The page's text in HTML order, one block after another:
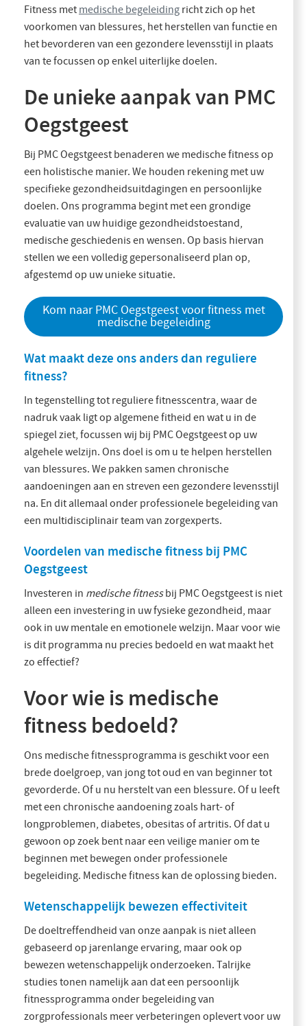
Fitness met medische begeleiding richt zich op het
voorkomen van blessures, het herstellen van functie en
het bevorderen van een gezondere levensstijl in plaats
van te focussen op enkel uiterlijke doelen.
De unieke aanpak van PMC
Oegstgeest
Bij PMC Oegstgeest benaderen we medische fitness op
een holistische manier. We houden rekening met uw
specifieke gezondheidsuitdagingen en persoonlijke
doelen. Ons programma begint met een grondige
evaluatie van uw huidige gezondheidstoestand,
medische geschiedenis en wensen. Op basis hiervan
stellen we een volledig gepersonaliseerd plan op,
afgestemd op uw unieke situatie.
Kom naar PMC Oegstgeest voor fitness met
medische begeleiding
Wat maakt deze ons anders dan reguliere
fitness?
In tegenstelling tot reguliere fitnesscentra, waar de
nadruk vaak ligt op algemene fitheid en wat u in de
spiegel ziet, focussen wij bij PMC Oegstgeest op uw
algehele welzijn. Ons doel is om u te helpen herstellen
van blessures. We pakken samen chronische
aandoeningen aan en streven een gezondere levensstijl
na. En dit allemaal onder professionele begeleiding van
een multidisciplinair team van zorgexperts.
Voordelen van medische fitness bij PMC
Oegstgeest
Investeren in medische fitnessbij PMC Oegstgeest is niet
alleen een investering in uw fysieke gezondheid, maar
ook in uw mentale en emotionele welzijn. Maar voor wie
is dit programma nu precies bedoeld en wat maakt het
zo effectief?
Voor wie is medische
fitness bedoeld?
Ons medische fitnessprogramma is geschikt voor een
brede doelgroep, van jong tot oud en van beginner tot
gevorderde. Of u nu herstelt van een blessure. Of u leeft
met een chronische aandoening zoals hart- of
longproblemen, diabetes, obesitas of artritis. Of dat u
gewoon op zoek bent naar een veilige manier om te
beginnen met bewegen onder professionele
begeleiding. Medische fitness kan de oplossing bieden.
Wetenschappelijk bewezen effectiviteit
De doeltreffendheid van onze aanpak is niet alleen
gebaseerd op jarenlange ervaring, maar ook op
bewezen wetenschappelijk onderzoeken. Talrijke
studies tonen namelijk aan dat een persoonlijk
fitnessprogramma onder begeleiding van
zorgprofessionals meer verbeteringen oplevert voor uw